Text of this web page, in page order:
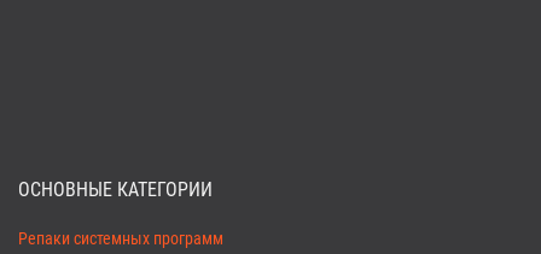
ОСНОВНЫЕ КАТЕГОРИИ
Репаки системных программ